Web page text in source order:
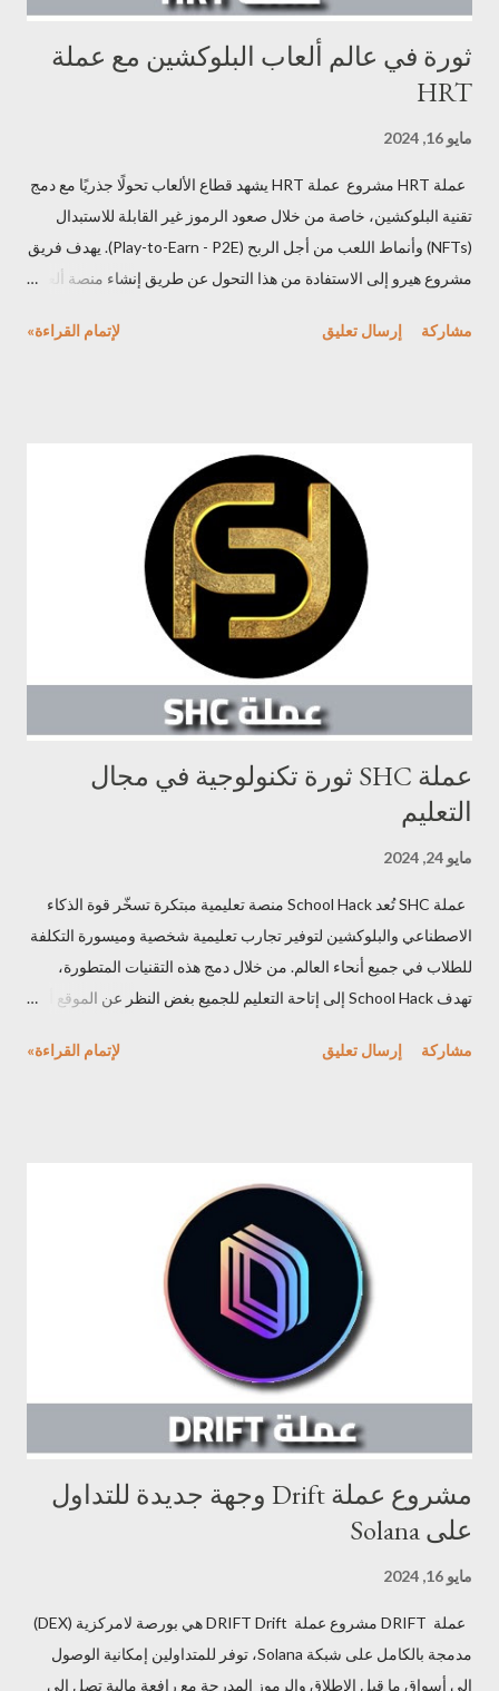
ثورة في عالم ألعاب البلوكشين مع عملة
HRT
مايو 16, 2024
عملة HRT مشروع عملة HRT يشهد قطاع الألعاب تحولًا جذريًا مع دمج
تقنية البلوكشين، خاصة من خلال صعود الرموز غير القابلة للاستبدال
(NFTs) وأنماط اللعب من أجل الربح (Play-to-Earn - P2E). يهدف فريق
مشروع هيرو إلى الاستفادة من هذا التحول عن طريق إنشاء منصة ألعاب
عملة HRT عملة HRT هي العملة الرقمية الأصلية لمنصة ألعاب
وكسب مكافآت على مساهماتك. تخصيص تجربة اللعب : استخدم عملة
HRT لتخصيص مظهر شخصيتك وشراء عناصر تجميلية أخرى لتعزيز
تجربة اللعب لديك. Staking والحصول على عائد: يمكنك المشاركة في
عملية Staking باستخدام عملة HRT وكسب عوائد إضافية. نظام بيئي
لامركزية: تساهم عملة HRT في تشغيل نظام ألعاب لامركزية يس...
مشاركة إرسال تعليق لإتمام القراءة»
عملة SHC ثورة تكنولوجية في مجال
التعليم
مايو 24, 2024
عملة SHC تُعد School Hack منصة تعليمية مبتكرة تسخّر قوة الذكاء
الاصطناعي والبلوكشين لتوفير تجارب تعليمية شخصية وميسورة التكلفة
للطلاب في جميع أنحاء العالم. من خلال دمج هذه التقنيات المتطورة،
تهدف School Hack إلى إتاحة التعليم للجميع بغض النظر عن الموقع أو
في نظام School Hack ، وتُستخدم للعديد من المزايا: الوصول إلى
استخدام هذه الأرصدة للوصول إلى الأدوات والموارد التعليمية. المشاركة
امتلاك عملة SHC والمشاركة في التصويت على قرارات المنصة. كسب
Hack، مثل إنشاء المحتوى التعليمي أو تقديم الدعم للآخرين. مجموعة
أدوات School Hack تطبيق School Hack: مركز رئيسي للوصول إلى
الوحدات التعليمية وإدارة التقدم والتفاعل ...
مشاركة إرسال تعليق لإتمام القراءة»
مشروع عملة Drift وجهة جديدة للتداول
على Solana
مايو 16, 2024
عملة DRIFT مشروع عملة DRIFT Drift هي بورصة لامركزية (DEX)
مدمجة بالكامل على شبكة Solana، توفر للمتداولين إمكانية الوصول
إلى أسواق ما قبل الإطلاق والرموز المدرجة مع رافعة مالية تصل إلى